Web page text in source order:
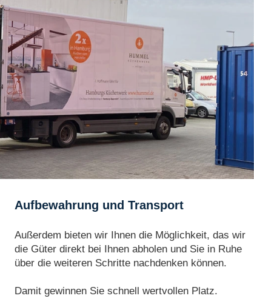
Aufbewahrung und Transport
Außerdem bieten wir Ihnen die Möglichkeit, das wir
die Güter direkt bei Ihnen abholen und Sie in Ruhe
über die weiteren Schritte nachdenken können.
Damit gewinnen Sie schnell wertvollen Platz.